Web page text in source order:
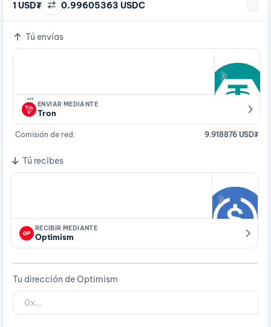
1 USD₮ 0.99605363 USDC
Tú envías
…
ENVIAR MEDIANTE
Tron
Comisión de red: 9.918876 USD₮
Tú recibes
RECIBIR MEDIANTE
Optimism
Tu dirección de Optimism